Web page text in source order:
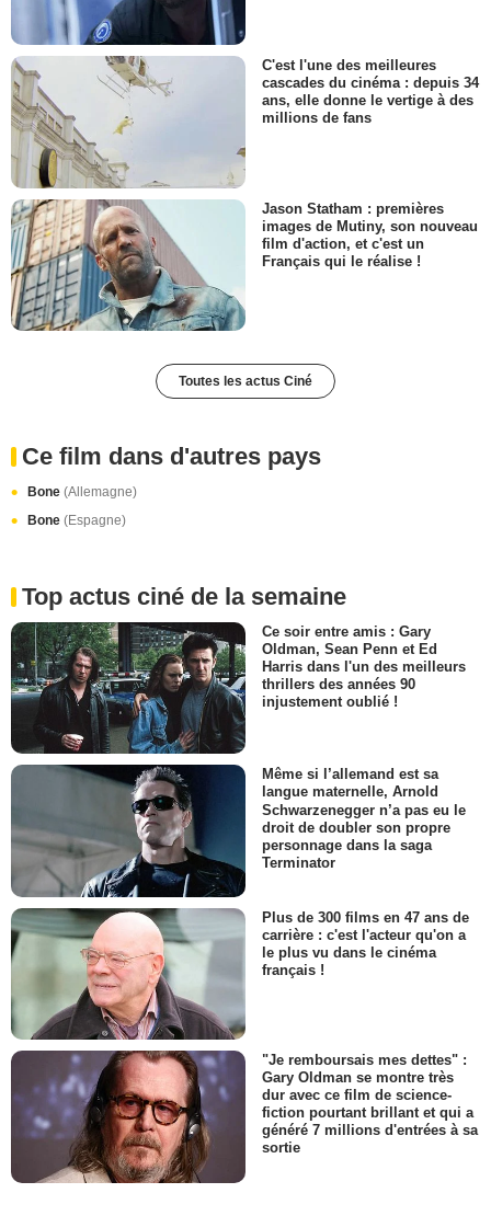
C'est l'une des meilleures
cascades du cinéma : depuis 34
ans, elle donne le vertige à des
millions de fans
Jason Statham : premières
images de Mutiny, son nouveau
film d'action, et c'est un
Français qui le réalise !
Toutes les actus Ciné
Ce film dans d'autres pays
Bone (Allemagne)
Bone (Espagne)
Top actus ciné de la semaine
Ce soir entre amis : Gary
Oldman, Sean Penn et Ed
Harris dans l'un des meilleurs
thrillers des années 90
injustement oublié !
Même si l’allemand est sa
langue maternelle, Arnold
Schwarzenegger n’a pas eu le
droit de doubler son propre
personnage dans la saga
Terminator
Plus de 300 films en 47 ans de
carrière : c'est l'acteur qu'on a
le plus vu dans le cinéma
français !
"Je remboursais mes dettes" :
Gary Oldman se montre très
dur avec ce film de science-
fiction pourtant brillant et qui a
généré 7 millions d'entrées à sa
sortie